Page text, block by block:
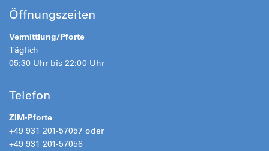
Öffnungszeiten
Vermittlung/Pforte
Täglich
05:30 Uhr bis 22:00 Uhr
Telefon
ZIM-Pforte
+49 931 201-57057 oder
+49 931 201-57056